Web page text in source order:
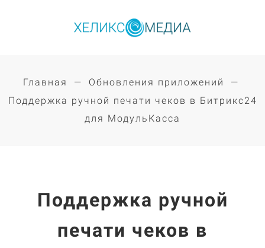
Главная
Обновления приложений
Поддержка ручной печати чеков в Битрикс24
для МодульКасса
Поддержка ручной
печати чеков в